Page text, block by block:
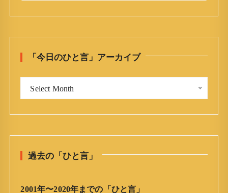
「今日のひと言」アーカイブ
ひ
言
ア
Select Month
過去の「ひと言」
2001年〜2020年までの「ひと言」